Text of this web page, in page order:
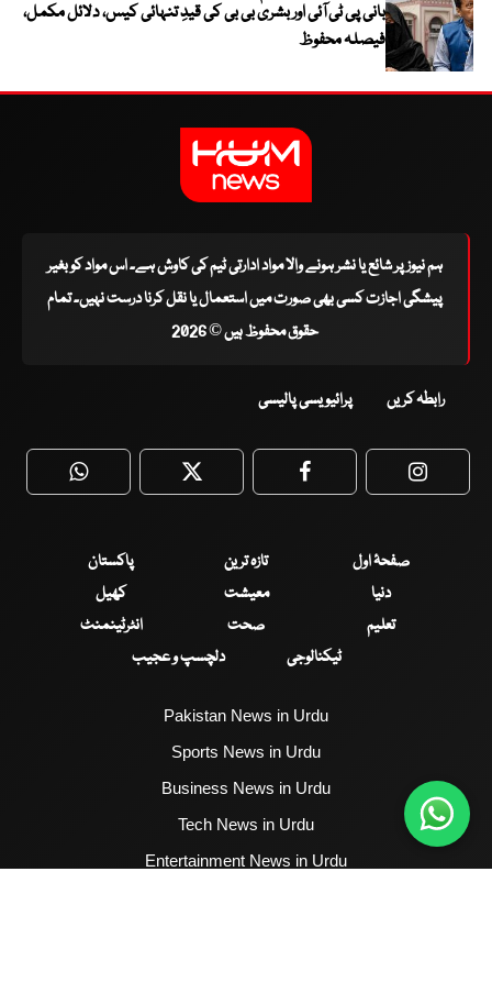
بانی پی ٹی آئی اور بشریٰ بی بی کی قیدِ تنہائی کیس، دلائل مکمل،
فیصلہ محفوظ
ہم نیوز پر شائع یا نشر ہونے والا مواد ادارتی ٹیم کی کاوش ہے۔ اس مواد کو بغیر
پیشگی اجازت کسی بھی صورت میں استعمال یا نقل کرنا درست نہیں۔ تمام
حقوق محفوظ ہیں © 2026
رابطہ کریں پرائیویسی پالیسی
WhatsApp Twitter Facebook
صفحۂ اول تازہ ترین
پاکستان
دنیا
معیشت
کھیل
تعلیم
صحت
انٹرٹینمنٹ
ٹیکنالوجی
دلچسپ و عجیب
Pakistan News in Urdu
Sports News in Urdu
Business News in Urdu
Tech News in Urdu
Entertainment News in Urdu